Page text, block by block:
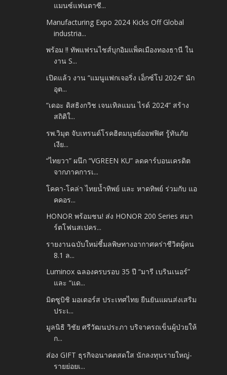
แมนซ์แฟนตาซี...
Manufacturing Expo 2024 Kicks Off Global
industria...
พร้อม !! ทัพแฟรนไชส์บุกอิมแพ็คเมืองทองธานี ใน
งาน S...
เปิดแล้ว งาน “แมนูแฟกเจอริ่ง เอ็กซ์โป 2024” นัก
อุต...
“เดอะ ดิสธิงกวิช เจนเทิลแมน ไรด์ 2024” สร้าง
สถิติใ...
รพ.วิมุต จับเทรนด์โรคฮิตมนุษย์ออฟฟิศ รู้ทันภัย
เงีย...
“ไทยวา” ผนึก “VGREEN KU” ลดคาร์บอนเครดิต
จากภาคการเ...
โคคา-โคล่า ไทยน้ำทิพย์ และ หาดทิพย์ ร่วมกับ แอ
คคอร...
HONOR พร้อมชน! ส่ง HONOR 200 Series สมา
ร์ตโฟนสเปคร...
รายงานฉบับใหม่ชี้มลพิษทางอากาศคร่าชีวิตผู้คน
8.1 ล...
Luminox ฉลองครบรอบ 35 ปี “มารี เบรินเนอร์”
และ “แด...
มิตซูบิชิ มอเตอร์ส ประเทศไทย ยืนยันแผนส่งเสริม
ประเ...
มูลนิธิ วิชัย ศรีวัฒนประภา บริจาครถเข็นผู้ป่วยให้
ก...
ส่อง GIFT ธุรกิจอนาคตสดใส นักลงทุนรายใหญ่-
รายย่อยเ...